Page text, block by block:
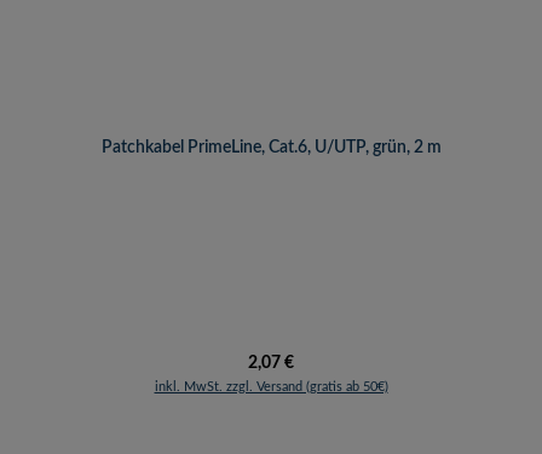
Patchkabel PrimeLine, Cat.6, U/UTP, grün, 2 m
Regulärer Preis:
2,07 €
inkl. MwSt. zzgl. Versand (gratis ab 50€)